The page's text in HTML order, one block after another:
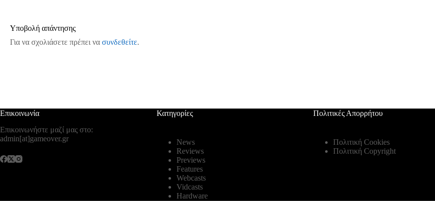
Υποβολή απάντησης
Για να σχολιάσετε πρέπει να συνδεθείτε.
Επικοινωνία
Επικοινωνήστε μαζί μας στο:
admin[at]gameover.gr
Κατηγορίες
News
Reviews
Previews
Features
Webcasts
Vidcasts
Hardware
Πολιτικές Απορρήτου
Πολιτική Cookies
Πολιτική Copyright